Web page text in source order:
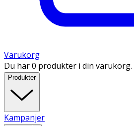
Varukorg
Du har 0 produkter i din varukorg.
Produkter
Kampanjer